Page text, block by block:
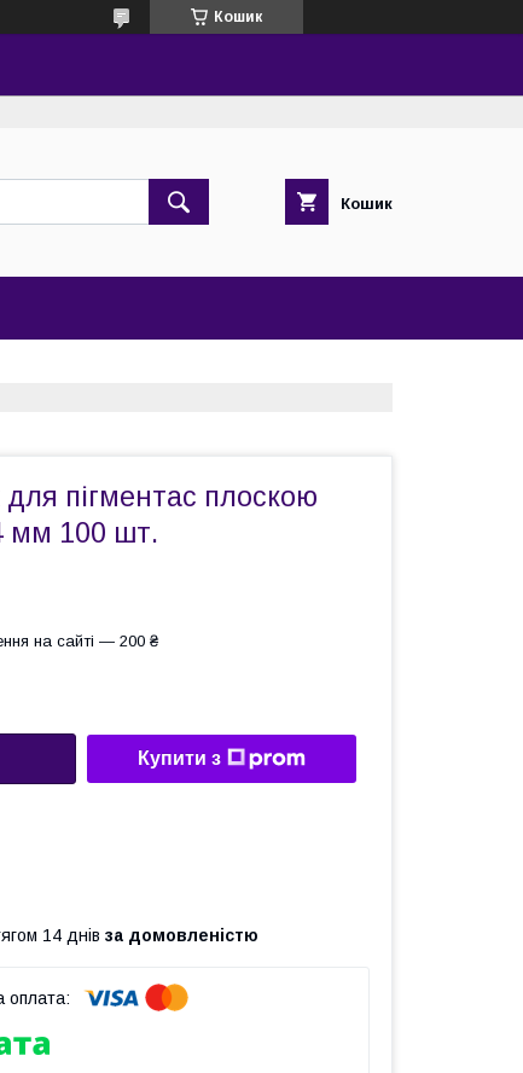
Кошик
Кошик
пігментас плоскою
мм 100 шт.
на сайті — 200 ₴
Купити з
14 днів за домовленістю